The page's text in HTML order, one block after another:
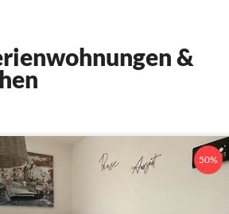
&
50%